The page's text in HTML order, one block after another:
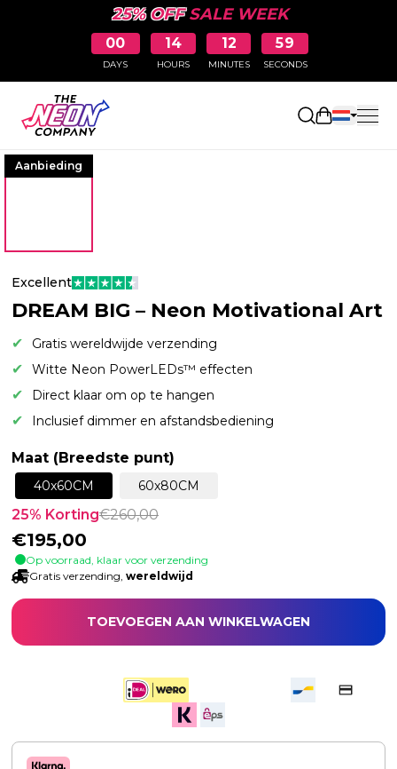
25% OFFSALE WEEK
00
DAYS
14
HOURS
12
MINUTES
59
SECONDS
Aanbieding
Excellent
DREAM BIG – Neon Motivational Art
Gratis wereldwijde verzending
Witte Neon PowerLEDs™ effecten
Direct klaar om op te hangen
Inclusief dimmer en afstandsbediening
Maat (Breedste punt)
40x60CM 60x80CM
25% Korting€260,00
€195,00
Op voorraad, klaar voor verzending
Gratis verzending, wereldwijd
TOEVOEGEN AAN WINKELWAGEN